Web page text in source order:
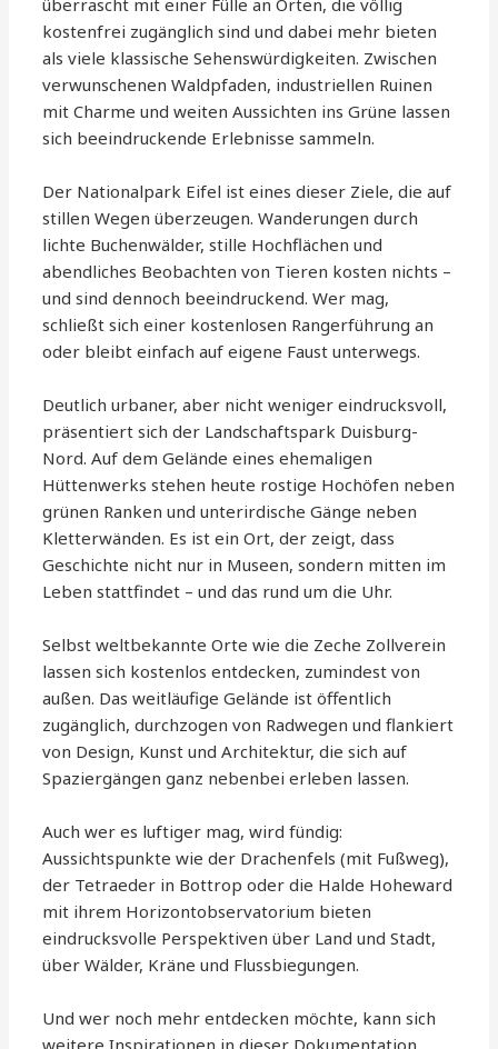
überrascht mit einer Fülle an Orten, die völlig
kostenfrei zugänglich sind und dabei mehr bieten
als viele klassische Sehenswürdigkeiten. Zwischen
verwunschenen Waldpfaden, industriellen Ruinen
mit Charme und weiten Aussichten ins Grüne lassen
sich beeindruckende Erlebnisse sammeln.
Der Nationalpark Eifel ist eines dieser Ziele, die auf
stillen Wegen überzeugen. Wanderungen durch
lichte Buchenwälder, stille Hochflächen und
abendliches Beobachten von Tieren kosten nichts –
und sind dennoch beeindruckend. Wer mag,
schließt sich einer kostenlosen Rangerführung an
oder bleibt einfach auf eigene Faust unterwegs.
Deutlich urbaner, aber nicht weniger eindrucksvoll,
präsentiert sich der Landschaftspark Duisburg-
Nord. Auf dem Gelände eines ehemaligen
Hüttenwerks stehen heute rostige Hochöfen neben
grünen Ranken und unterirdische Gänge neben
Kletterwänden. Es ist ein Ort, der zeigt, dass
Geschichte nicht nur in Museen, sondern mitten im
Leben stattfindet – und das rund um die Uhr.
Selbst weltbekannte Orte wie die Zeche Zollverein
lassen sich kostenlos entdecken, zumindest von
außen. Das weitläufige Gelände ist öffentlich
zugänglich, durchzogen von Radwegen und flankiert
von Design, Kunst und Architektur, die sich auf
Spaziergängen ganz nebenbei erleben lassen.
Auch wer es luftiger mag, wird fündig:
Aussichtspunkte wie der Drachenfels (mit Fußweg),
der Tetraeder in Bottrop oder die Halde Hoheward
mit ihrem Horizontobservatorium bieten
eindrucksvolle Perspektiven über Land und Stadt,
über Wälder, Kräne und Flussbiegungen.
Und wer noch mehr entdecken möchte, kann sich